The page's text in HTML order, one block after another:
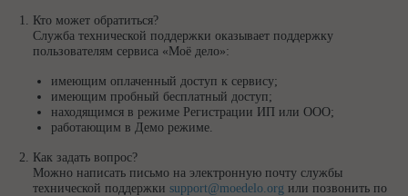
Кто может обратиться?
Служба технической поддержки оказывает поддержку
пользователям сервиса «Моё дело»:
имеющим оплаченный доступ к сервису;
имеющим пробный бесплатный доступ;
находящимся в режиме Регистрации ИП или ООО;
работающим в Демо режиме.
Как задать вопрос?
Можно написать письмо на электронную почту службы
технической поддержки support@moedelo.org или позвонить по